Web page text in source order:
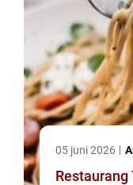
05 juni 2026